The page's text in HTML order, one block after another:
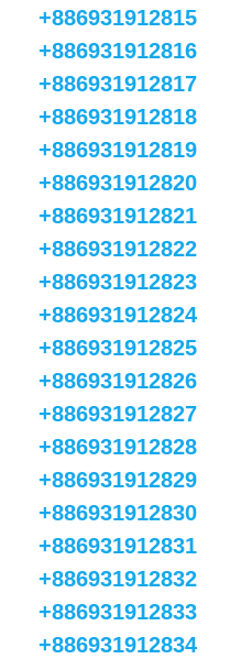
+886931912815
+886931912816
+886931912817
+886931912818
+886931912819
+886931912820
+886931912821
+886931912822
+886931912823
+886931912824
+886931912825
+886931912826
+886931912827
+886931912828
+886931912829
+886931912830
+886931912831
+886931912832
+886931912833
+886931912834